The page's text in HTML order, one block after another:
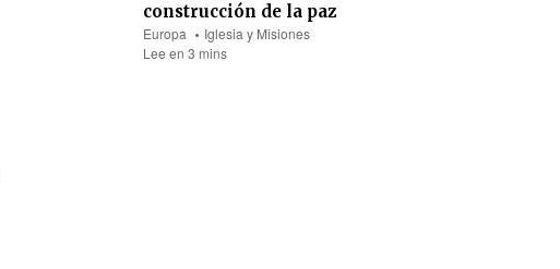
construcción de la paz
Europa
Iglesia y Misiones
Lee en 3 mins